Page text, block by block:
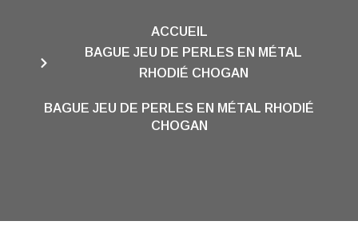
ACCUEIL
BAGUE JEU DE PERLES EN MÉTAL
RHODIÉ CHOGAN
BAGUE JEU DE PERLES EN MÉTAL RHODIÉ
CHOGAN